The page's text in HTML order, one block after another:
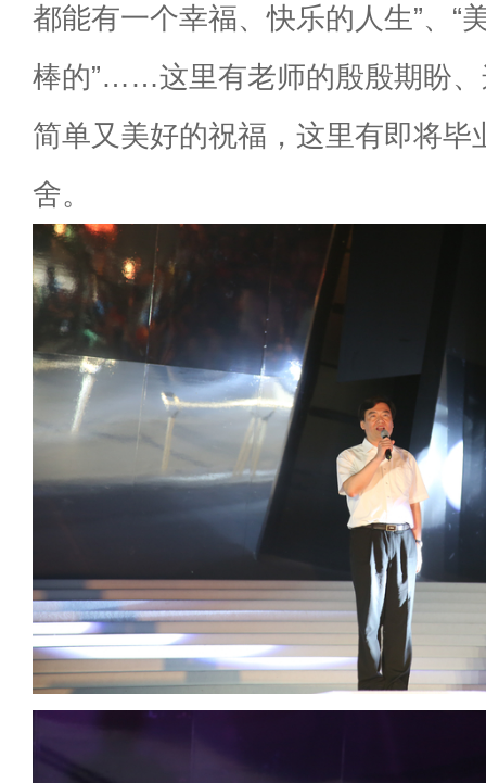
都能有一个幸福、快乐的人生”、“
棒的”……这里有老师的殷殷期盼
简单又美好的祝福，这里有即将毕
舍。